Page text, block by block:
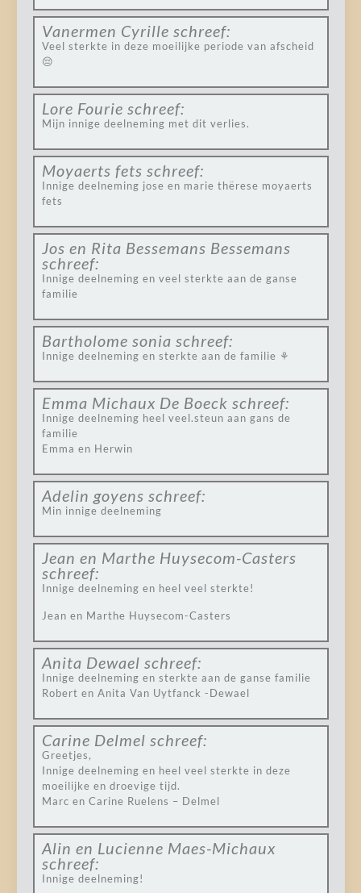
Vanermen Cyrille schreef:
Veel sterkte in deze moeilijke periode van afscheid
😔
Lore Fourie schreef:
Mijn innige deelneming met dit verlies.
Moyaerts fets schreef:
Innige deelneming jose en marie thërese moyaerts
fets
Jos en Rita Bessemans Bessemans
schreef:
Innige deelneming en veel sterkte aan de ganse
familie
Bartholome sonia schreef:
Innige deelneming en sterkte aan de familie ⚘️
Emma Michaux De Boeck schreef:
Innige deelneming heel veel.steun aan gans de
familie
Emma en Herwin
Adelin goyens schreef:
Min innige deelneming
Jean en Marthe Huysecom-Casters
schreef:
Innige deelneming en heel veel sterkte!
Jean en Marthe Huysecom-Casters
Anita Dewael schreef:
Innige deelneming en sterkte aan de ganse familie
Robert en Anita Van Uytfanck -Dewael
Carine Delmel schreef:
Greetjes,
Innige deelneming en heel veel sterkte in deze
moeilijke en droevige tijd.
Marc en Carine Ruelens – Delmel
Alin en Lucienne Maes-Michaux
schreef:
Innige deelneming!